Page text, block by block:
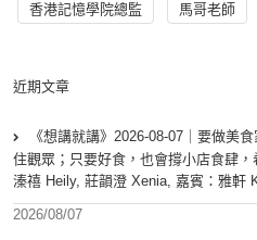
香港記憶學院總監 馬哥老師
近期文章
《想講就講》2026-08-07｜要做美
住觀眾；只要好食，也會撐小店食肆
溱禧 Heily, 莊韻澄 Xenia, 嘉賓：雅軒
2026/08/07